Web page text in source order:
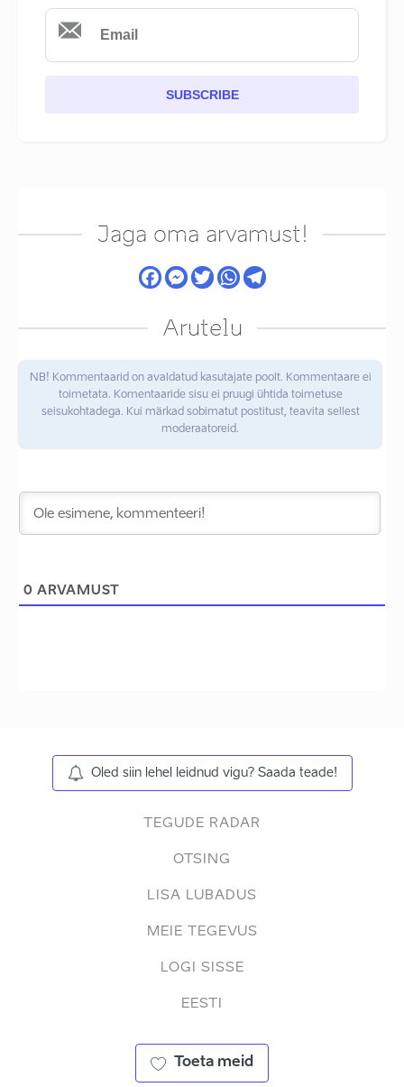
SUBSCRIBE
Jaga oma arvamust!
Arutelu
NB! Kommentaarid on avaldatud kasutajate poolt. Kommentaare ei
toimetata. Komentaaride sisu ei pruugi ühtida toimetuse
seisukohtadega. Kui märkad sobimatut postitust, teavita sellest
moderaatoreid.
0 ARVAMUST
Oled siin lehel leidnud vigu? Saada teade!
TEGUDE RADAR
OTSING
LISA LUBADUS
MEIE TEGEVUS
LOGI SISSE
EESTI
Toeta meid